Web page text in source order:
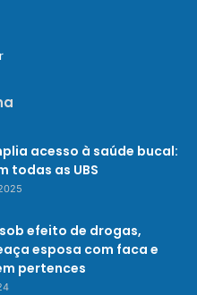
acesso à saúde bucal:
todas as UBS
efeito de drogas,
esposa com faca e
pertences